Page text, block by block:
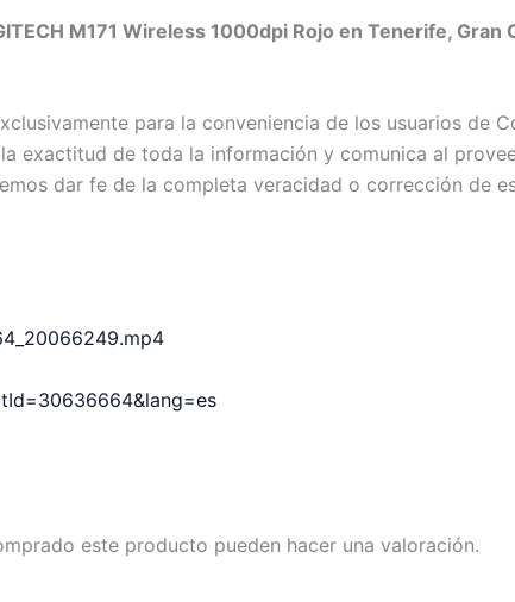
M171 Wireless 1000dpi Rojo en Tenerife, Gran
para la conveniencia de los usuarios de
exactitud de toda la información y comunica al
dar fe de la completa veracidad o corrección de
este producto pueden hacer una valoración.